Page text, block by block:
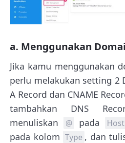
a. Menggunakan
Jika kamu menggunakan
perlu melakukan setting 2
A Record dan CNAME
tambahkan DNS
menuliskan
@ pada
pada kolom Type , dan